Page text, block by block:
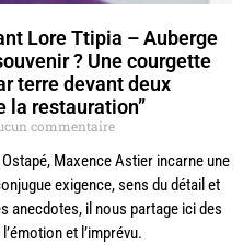
Lore Ttipia – Auberge
? Une courgette
terre devant deux
la restauration”
commentaire
Maxence Astier incarne une
exigence, sens du détail et
anecdotes, il nous partage ici des
et l’imprévu.